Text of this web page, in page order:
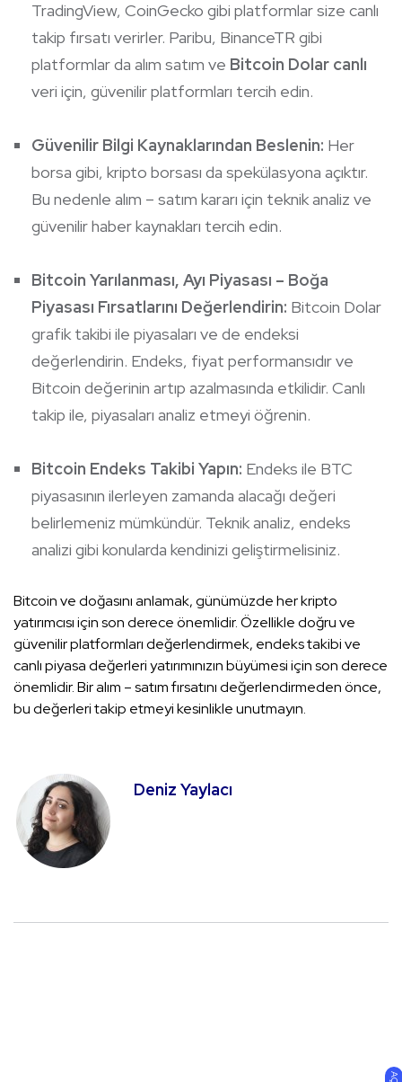
TradingView, CoinGecko gibi platformlar size canlı
takip fırsatı verirler. Paribu, BinanceTR gibi
platformlar da alım satım ve Bitcoin Dolar canlı
veri için, güvenilir platformları tercih edin.
Güvenilir Bilgi Kaynaklarından Beslenin: Her
borsa gibi, kripto borsası da spekülasyona açıktır.
Bu nedenle alım – satım kararı için teknik analiz ve
güvenilir haber kaynakları tercih edin.
Bitcoin Yarılanması, Ayı Piyasası – Boğa
Piyasası Fırsatlarını Değerlendirin: Bitcoin Dolar
grafik takibi ile piyasaları ve de endeksi
değerlendirin. Endeks, fiyat performansıdır ve
Bitcoin değerinin artıp azalmasında etkilidir. Canlı
takip ile, piyasaları analiz etmeyi öğrenin.
Bitcoin Endeks Takibi Yapın: Endeks ile BTC
piyasasının ilerleyen zamanda alacağı değeri
belirlemeniz mümkündür. Teknik analiz, endeks
analizi gibi konularda kendinizi geliştirmelisiniz.
Bitcoin ve doğasını anlamak, günümüzde her kripto
yatırımcısı için son derece önemlidir. Özellikle doğru ve
güvenilir platformları değerlendirmek, endeks takibi ve
canlı piyasa değerleri yatırımınızın büyümesi için son derece
önemlidir. Bir alım – satım fırsatını değerlendirmeden önce,
bu değerleri takip etmeyi kesinlikle unutmayın.
Deniz Yaylacı